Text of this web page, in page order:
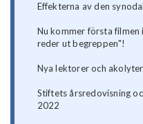
Effekterna av den
Nu kommer första filmen
reder ut begreppen"!
Nya lektorer och akolyter
Stiftets årsredovisning
2022